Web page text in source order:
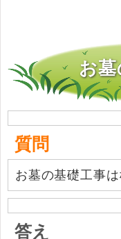
お
質問
お墓の基礎工事
答え